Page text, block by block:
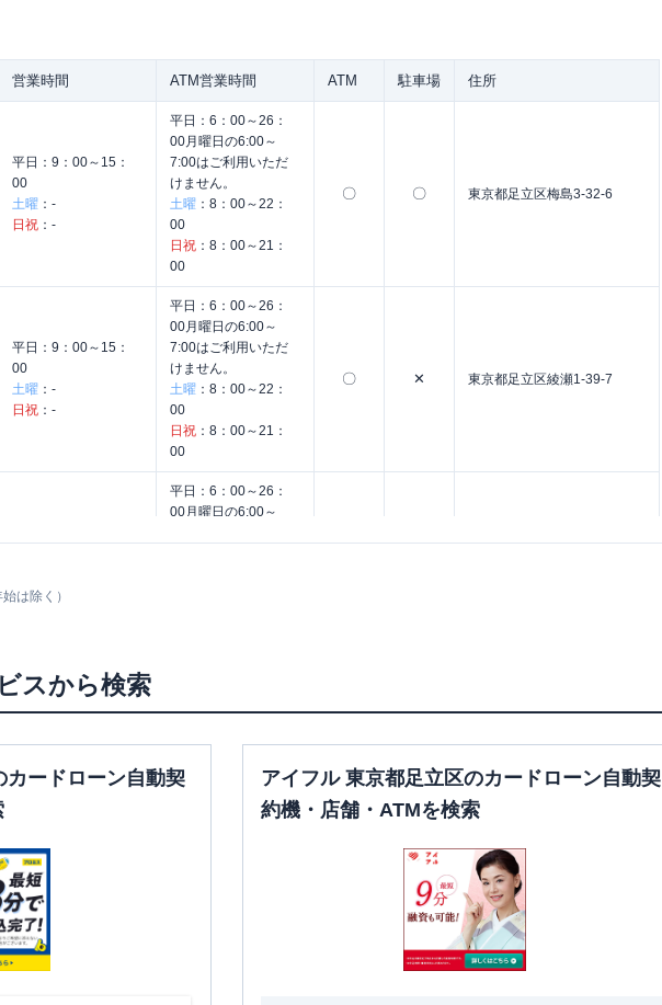
営業時間 ATM営業時間 ATM 駐車場 住所
平日： 9：00～15：
00
土曜 ： -
日祝 ： -
平日： 6：00～26：
00月曜日の6:00～
7:00はご利用いただ
けません。
土曜 ： 8：00～22：
00
日祝 ： 8：00～21：
00
〇 〇 東京都足立区梅島3-32-6
平日： 9：00～15：
00
土曜 ： -
日祝 ： -
平日： 6：00～26：
00月曜日の6:00～
7:00はご利用いただ
けません。
土曜 ： 8：00～22：
00
日祝 ： 8：00～21：
00
〇 ✕ 東京都足立区綾瀬1-39-7
日祝：
平日： 6：00～26：
00月曜日の6:00～
は除く）
スから検索
カードローン自動契
アイフル 東京都足立区のカードローン自動契
約機・店舗・ATMを検索